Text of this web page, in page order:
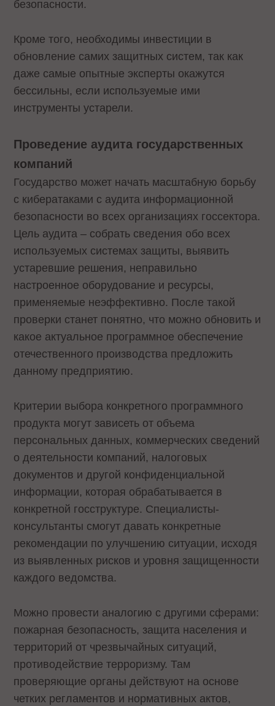
безопасности.
Кроме того, необходимы инвестиции в
обновление самих защитных систем, так как
даже самые опытные эксперты окажутся
бессильны, если используемые ими
инструменты устарели.
Проведение аудита государственных
компаний
Государство может начать масштабную борьбу
с кибератаками с аудита информационной
безопасности во всех организациях госсектора.
Цель аудита – собрать сведения обо всех
используемых системах защиты, выявить
устаревшие решения, неправильно
настроенное оборудование и ресурсы,
применяемые неэффективно. После такой
проверки станет понятно, что можно обновить и
какое актуальное программное обеспечение
отечественного производства предложить
данному предприятию.
Критерии выбора конкретного программного
продукта могут зависеть от объема
персональных данных, коммерческих сведений
о деятельности компаний, налоговых
документов и другой конфиденциальной
информации, которая обрабатывается в
конкретной госструктуре. Специалисты-
консультанты смогут давать конкретные
рекомендации по улучшению ситуации, исходя
из выявленных рисков и уровня защищенности
каждого ведомства.
Можно провести аналогию с другими сферами:
пожарная безопасность, защита населения и
территорий от чрезвычайных ситуаций,
противодействие терроризму. Там
проверяющие органы действуют на основе
четких регламентов и нормативных актов,